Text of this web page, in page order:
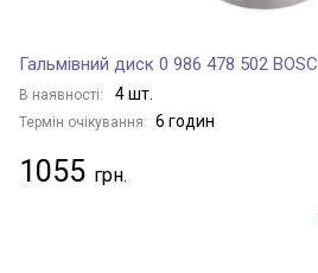
Гальмівний диск 0 986 478 502
В наявності: 4 шт.
Термін очікування: 6 годин
1055